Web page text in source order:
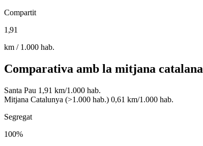
Compartit
1,91
km / 1.000 hab.
Comparativa amb la mitjana catalana
Santa Pau 1,91 km/1.000 hab.
Mitjana Catalunya (>1.000 hab.) 0,61 km/1.000 hab.
Segregat
100%